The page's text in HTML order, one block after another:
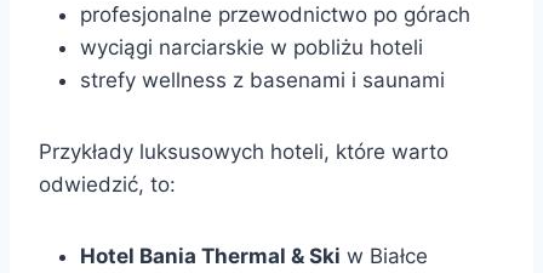
profesjonalne przewodnictwo po górach
wyciągi narciarskie w pobliżu hoteli
strefy wellness z basenami i saunami
Przykłady luksusowych hoteli, które warto
odwiedzić, to:
Hotel Bania Thermal & Ski w Białce